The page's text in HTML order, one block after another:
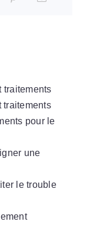
traitements
traitements
pour le
une
le trouble